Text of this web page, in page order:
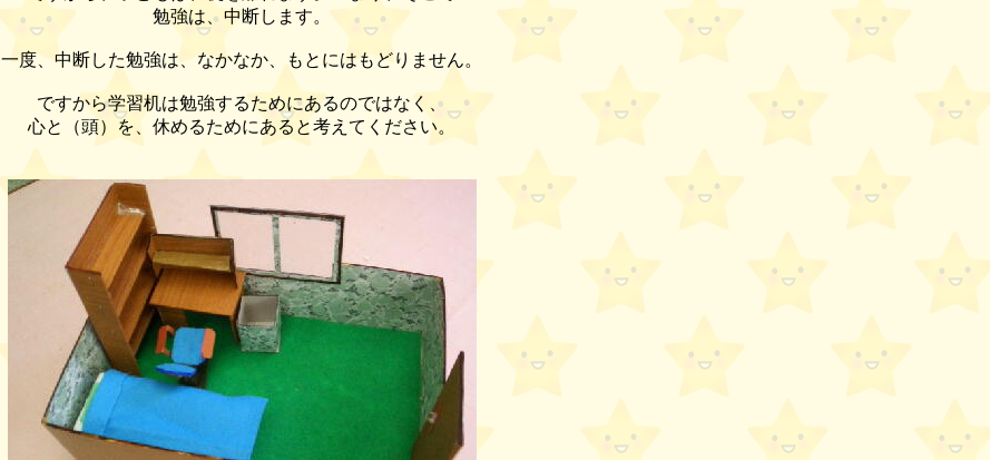
勉強は、中断します。
一度、中断した勉強は、なかなか、もとにはもどりません。
ですから学習机は勉強するためにあるのではなく、
心と（頭）を、休めるためにあると考えてください。